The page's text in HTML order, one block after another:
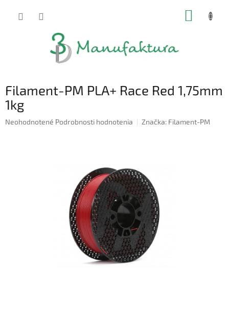
Filament-PM PLA+ Race Red 1,75mm
1kg
Priemerné
Neohodnotené Podrobnosti hodnotenia Značka: Filament-PM